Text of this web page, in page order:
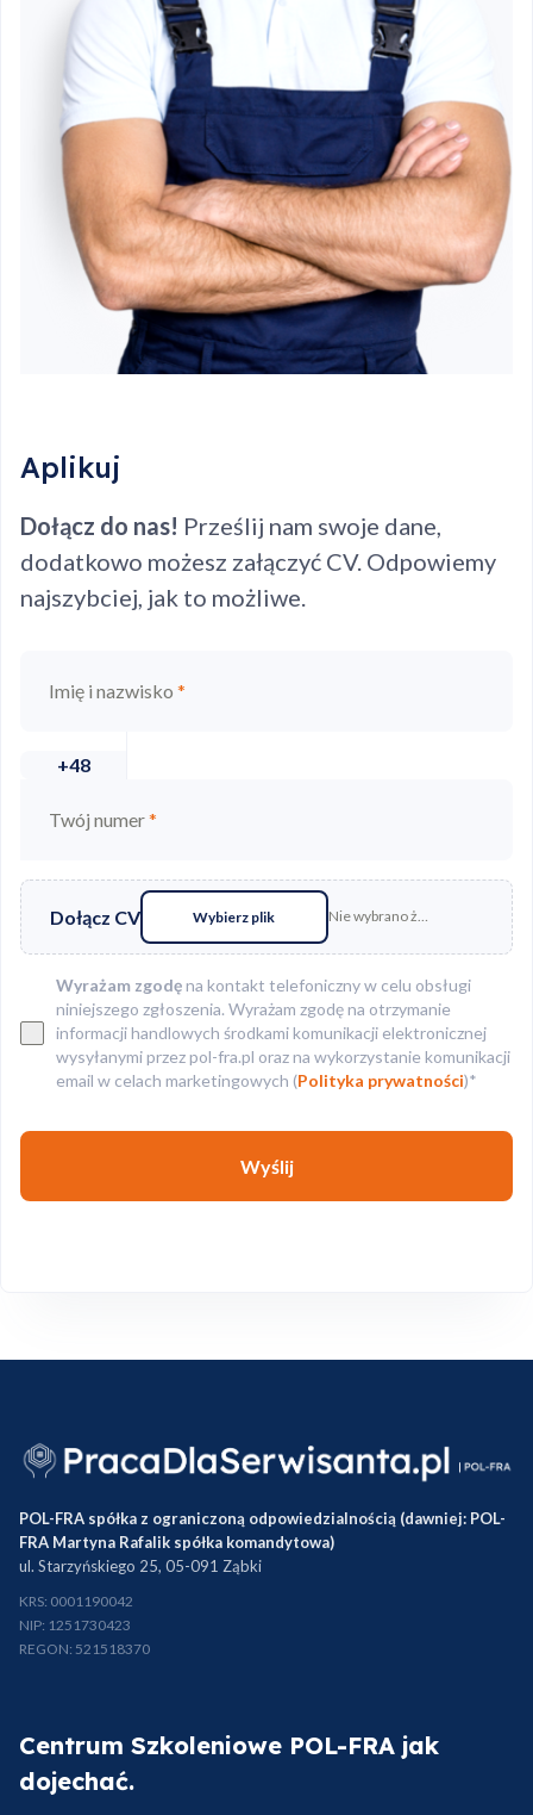
Aplikuj
Dołącz do nas! Prześlij nam swoje dane,
dodatkowo możesz załączyć CV. Odpowiemy
najszybciej, jak to możliwe.
Imię i nazwisko *
+48
Twój numer*
Dołącz CV Wybierz plik Nie wybrano żadnego pliku
Wyrażam zgodęna kontakt telefoniczny w celu obsługi
niniejszego zgłoszenia. Wyrażam zgodę na otrzymanie
informacji handlowych środkami komunikacji elektronicznej
wysyłanymi przez pol-fra.pl oraz na wykorzystanie komunikacji
email w celach marketingowych (Polityka prywatności)*
Wyślij
POL-FRA spółka z ograniczoną odpowiedzialnością (dawniej: POL-
FRA Martyna Rafalik spółka komandytowa)
ul. Starzyńskiego 25, 05-091 Ząbki
KRS: 0001190042
NIP: 1251730423
REGON: 521518370
Centrum Szkoleniowe POL-FRA jak
dojechać.